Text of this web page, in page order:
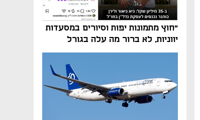
"חוץ מתמונות יפות וסיורים במסעדות
יווניות, לא ברור מה עלה בגורל
פרויקט הנדל"ן"